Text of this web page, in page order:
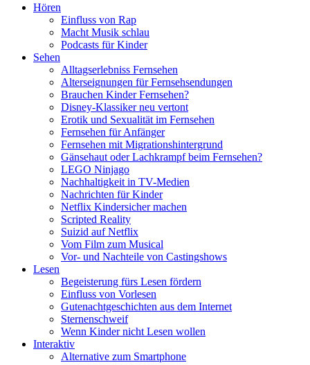
Hören
Einfluss von Rap
Macht Musik schlau
Podcasts für Kinder
Sehen
Alltagserlebniss Fernsehen
Alterseignungen für Fernsehsendungen
Brauchen Kinder Fernsehen?
Disney-Klassiker neu vertont
Erotik und Sexualität im Fernsehen
Fernsehen für Anfänger
Fernsehen mit Migrationshintergrund
Gänsehaut oder Lachkrampf beim Fernsehen?
LEGO Ninjago
Nachhaltigkeit in TV-Medien
Nachrichten für Kinder
Netflix Kindersicher machen
Scripted Reality
Suizid auf Netflix
Vom Film zum Musical
Vor- und Nachteile von Castingshows
Lesen
Begeisterung fürs Lesen fördern
Einfluss von Vorlesen
Gutenachtgeschichten aus dem Internet
Sternenschweif
Wenn Kinder nicht Lesen wollen
Interaktiv
Alternative zum Smartphone